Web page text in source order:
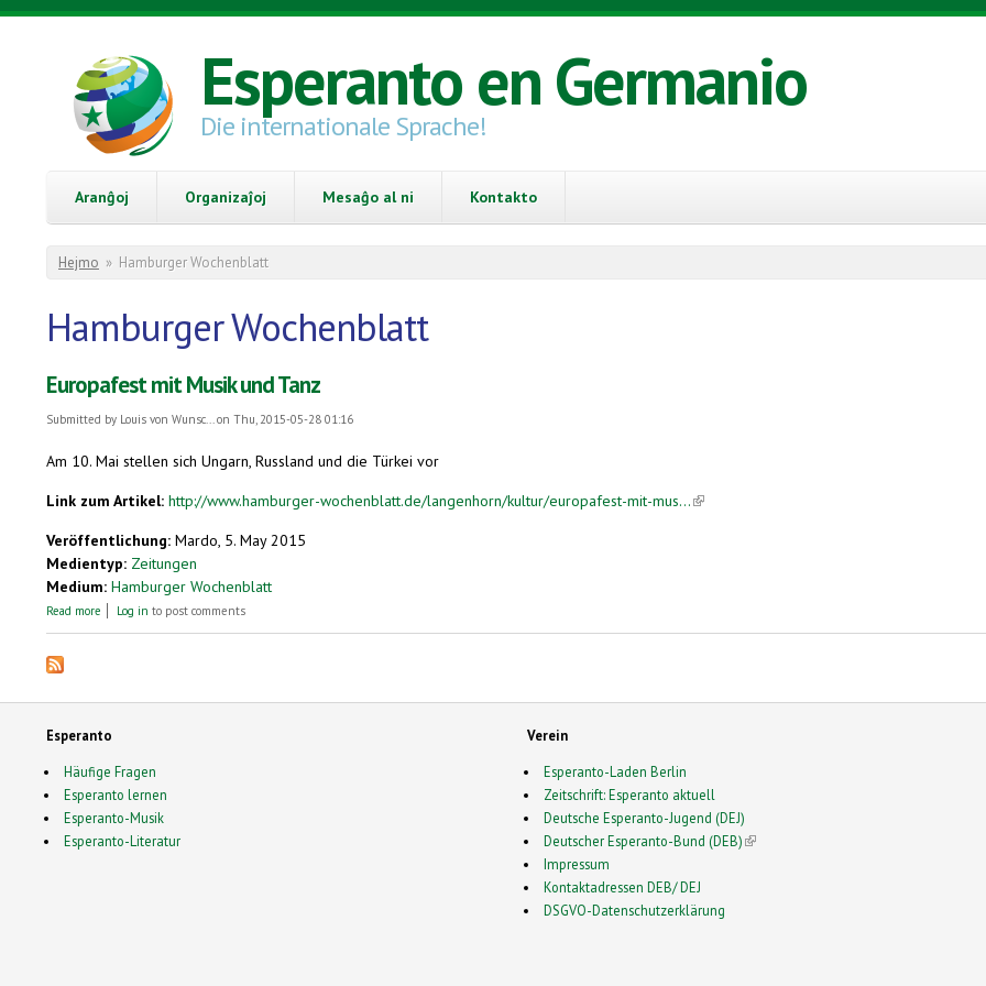
Skip to main content
Esperanto en Germanio
Die internationale Sprache!
Aranĝoj Organizaĵoj Mesaĝo al ni Kontakto
You are here
Hejmo » Hamburger Wochenblatt
Hamburger Wochenblatt
Europafest mit Musik und Tanz
Submitted by Louis von Wunsc...on Thu, 2015-05-28 01:16
Am 10. Mai stellen sich Ungarn, Russland und die Türkei vor
Link zum Artikel: http://www.hamburger-wochenblatt.de/langenhorn/kultur/europafest-mit-mus...(link is external)
Veröffentlichung: Mardo, 5. May 2015
Medientyp: Zeitungen
Medium: Hamburger Wochenblatt
Read more about Europafest mit Musik und Tanz
Log in to post comments
Esperanto
Häufige Fragen
Esperanto lernen
Esperanto-Musik
Esperanto-Literatur
Verein
Esperanto-Laden Berlin
Zeitschrift: Esperanto aktuell
Deutsche Esperanto-Jugend (DEJ)
Deutscher Esperanto-Bund (DEB)(link is external)
Impressum
Kontaktadressen DEB/ DEJ
DSGVO-Datenschutzerklärung